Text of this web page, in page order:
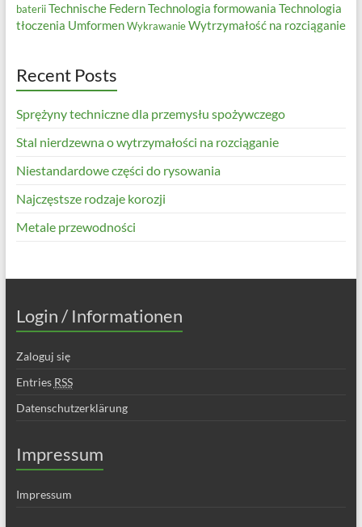
baterii Technische FedernTechnologia formowania Technologia
tłoczenia Umformen Wykrawanie Wytrzymałość na rozciąganie
Recent Posts
Sprężyny techniczne dla przemysłu spożywczego
Stal nierdzewna o wytrzymałości na rozciąganie
Niestandardowe części do rysowania
Najczęstsze rodzaje korozji
Metale przewodności
Login / Informationen
Zaloguj się
Entries RSS
Datenschutzerklärung
Impressum
Impressum